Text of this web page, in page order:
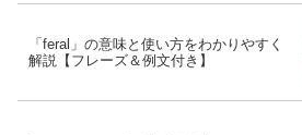
「feral」の意味と使い方をわかりやすく
解説【フレーズ＆例文付き】